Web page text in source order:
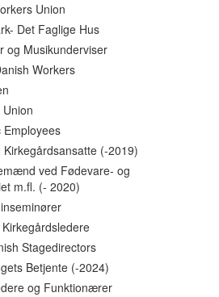
Union
Det Faglige Hus
og Musikunderviser
Workers
Employees
(-2019)
ved Fødevare- og
m.fl. (- 2020)
Stagedirectors
Betjente (-2024)
og Funktionærer